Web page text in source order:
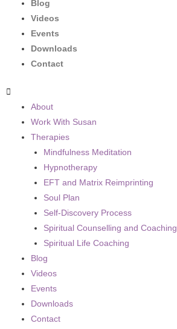
Blog
Videos
Events
Downloads
Contact
About
Work With Susan
Therapies
Mindfulness Meditation
Hypnotherapy
EFT and Matrix Reimprinting
Soul Plan
Self-Discovery Process
Spiritual Counselling and Coaching
Spiritual Life Coaching
Blog
Videos
Events
Downloads
Contact